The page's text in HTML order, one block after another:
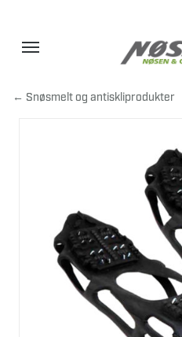
← Snøsmelt og antiskliprodukter